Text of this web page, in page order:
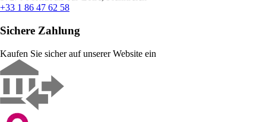
+33 1 86 47 62 58
Sichere Zahlung
Kaufen Sie sicher auf unserer Website ein